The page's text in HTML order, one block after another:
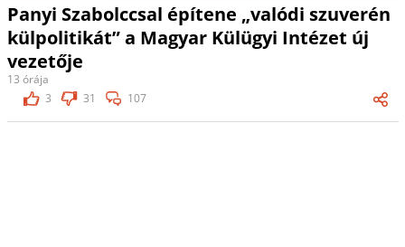
Panyi Szabolccsal építene „valódi szuverén
külpolitikát” a Magyar Külügyi Intézet új
vezetője
13 órája
3
31 107